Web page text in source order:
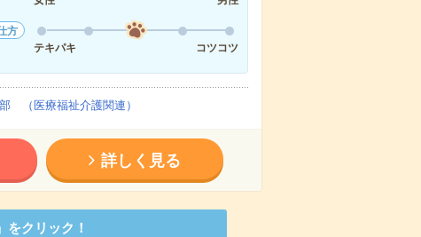
方
テキパキ
コツコツ
（医療福祉介護関連）
詳しく見る
クリック！